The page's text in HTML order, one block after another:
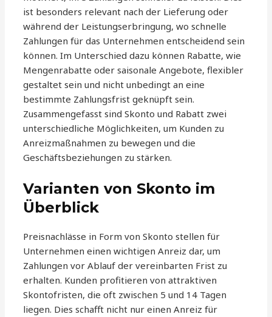
ist besonders relevant nach der Lieferung oder
während der Leistungserbringung, wo schnelle
Zahlungen für das Unternehmen entscheidend sein
können. Im Unterschied dazu können Rabatte, wie
Mengenrabatte oder saisonale Angebote, flexibler
gestaltet sein und nicht unbedingt an eine
bestimmte Zahlungsfrist geknüpft sein.
Zusammengefasst sind Skonto und Rabatt zwei
unterschiedliche Möglichkeiten, um Kunden zu
Anreizmaßnahmen zu bewegen und die
Geschäftsbeziehungen zu stärken.
Varianten von Skonto im
Überblick
Preisnachlässe in Form von Skonto stellen für
Unternehmen einen wichtigen Anreiz dar, um
Zahlungen vor Ablauf der vereinbarten Frist zu
erhalten. Kunden profitieren von attraktiven
Skontofristen, die oft zwischen 5 und 14 Tagen
liegen. Dies schafft nicht nur einen Anreiz für